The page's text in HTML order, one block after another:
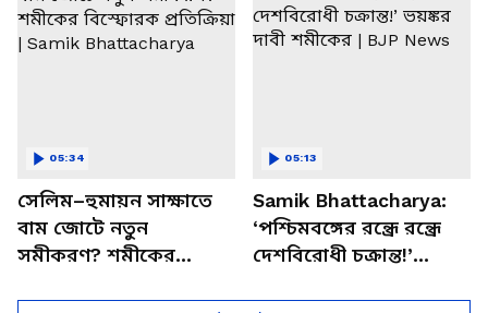
সেলিম–হুমায়ন সাক্ষাতে
বাম জোটে নতুন
সমীকরণ? শমীকের
05:34
Samik Bhattacharya:
‘পশ্চিমবঙ্গের রন্ধ্রে রন্ধ্রে
দেশবিরোধী চক্রান্ত!’
05:13